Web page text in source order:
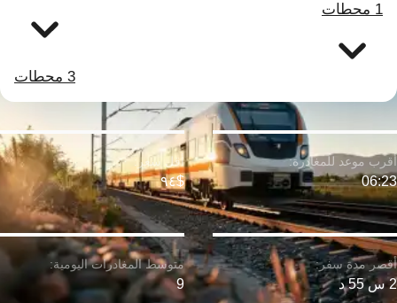
1 محطات
3 محطات
2 س 55 د
06:23 $٩٤
9